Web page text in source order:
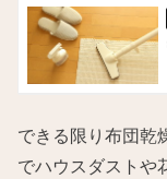
できる限り布団乾
でハウスダストや